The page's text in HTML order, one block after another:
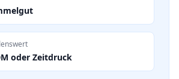
oder Zeitdruck